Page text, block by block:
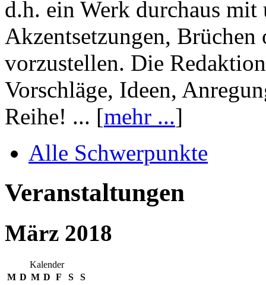
d.h. ein Werk durchaus mit
Akzentsetzungen, Brüchen
vorzustellen. Die
Vorschläge, Ideen,
Reihe! ... [mehr ...]
Alle Schwerpunkte
Veranstaltungen
März 2018
Kalender
M D M D F S
S